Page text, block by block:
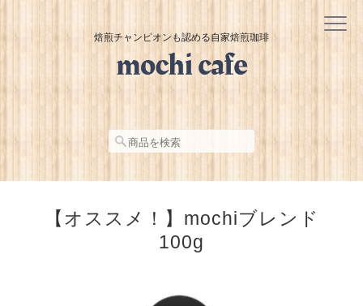
焙煎チャンピオンも認める自家焙煎珈琲
【オススメ！】mochiブレンド
100g